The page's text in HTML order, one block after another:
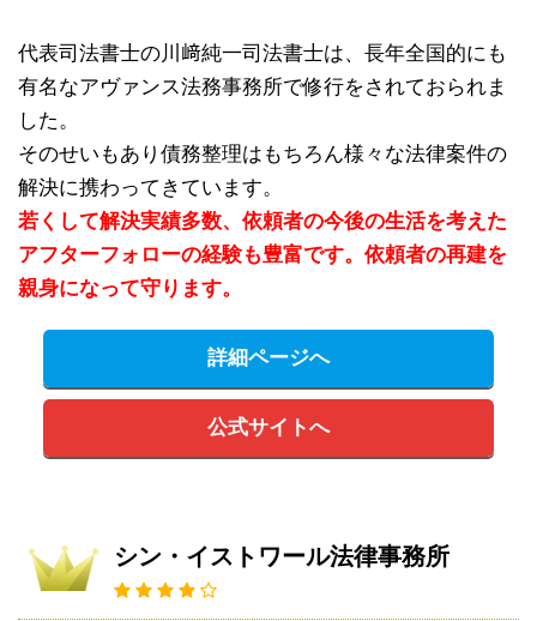
代表司法書士の川﨑純一司法書士は、長年全国的にも
有名なアヴァンス法務事務所で修行をされておられま
した。
そのせいもあり債務整理はもちろん様々な法律案件の
解決に携わってきています。
若くして解決実績多数、依頼者の今後の生活を考えた
アフターフォローの経験も豊富です。依頼者の再建を
親身になって守ります。
詳細ページへ
公式サイトへ
シン・イストワール法律事務所